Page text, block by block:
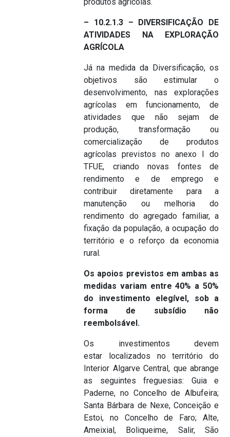
– 10.2.1.3 – DIVERSIFICAÇÃO DE
ATIVIDADES NA EXPLORAÇÃO
AGRÍCOLA
Já na medida da Diversificação, os
objetivos são estimular o
desenvolvimento, nas explorações
agrícolas em funcionamento, de
atividades que não sejam de
produção, transformação ou
comercialização de produtos
agrícolas previstos no anexo I do
TFUE, criando novas fontes de
rendimento e de emprego e
contribuir diretamente para a
manutenção ou melhoria do
rendimento do agregado familiar, a
fixação da população, a ocupação do
território e o reforço da economia
rural.
Os apoios previstos em ambas as
medidas variam entre 40% a 50%
do investimento elegível, sob a
forma de subsídio não
reembolsável.
Os investimentos devem
estar localizados no território do
Interior Algarve Central, que abrange
as seguintes freguesias: Guia e
Paderne, no Concelho de Albufeira;
Santa Bárbara de Nexe, Conceição e
Estoi, no Concelho de Faro; Alte,
Ameixial, Boliqueime, Salir, São